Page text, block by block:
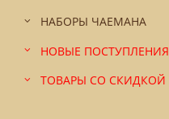
НАБОРЫ ЧАЕМАНА
НОВЫЕ ПОСТУПЛЕНИЯ
ТОВАРЫ СО СКИДКОЙ